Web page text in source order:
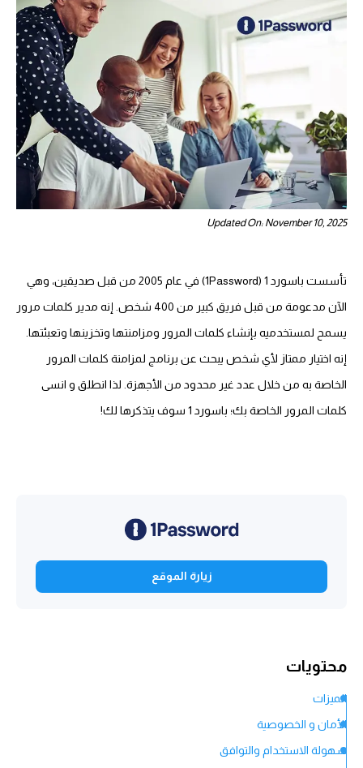
Updated On: November 10, 2025
تأسست باسورد 1 (1Password) في عام 2005 من قبل صديقين، وهي
الآن مدعومة من قبل فريق كبير من 400 شخص. إنه مدير كلمات مرور
يسمح لمستخدميه بإنشاء كلمات المرور ومزامنتها وتخزينها وتعبئتها.
إنه اختيار ممتاز لأي شخص يبحث عن برنامج لمزامنة كلمات المرور
الخاصة به من خلال عدد غير محدود من الأجهزة. لذا انطلق و انسى
كلمات المرور الخاصة بك؛ باسورد 1 سوف يتذكرها لك!
زيارة الموقع
محتويات
الميزات
الأمان و الخصوصية
سهولة الاستخدام والتوافق